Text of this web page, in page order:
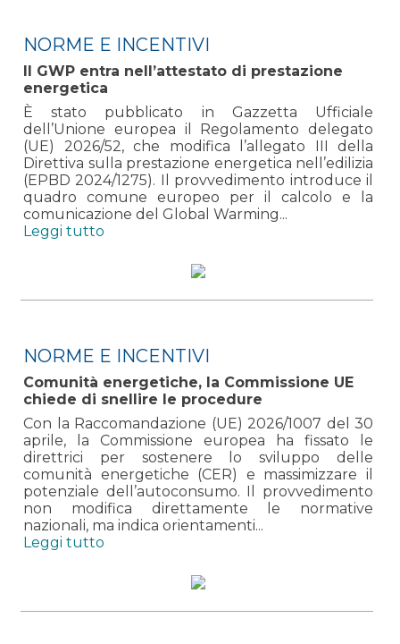
NORME E INCENTIVI
Il GWP entra nell’attestato di prestazione
energetica
È stato pubblicato in Gazzetta Ufficiale
dell’Unione europea il Regolamento delegato
(UE) 2026/52, che modifica l’allegato III della
Direttiva sulla prestazione energetica nell’edilizia
(EPBD 2024/1275). Il provvedimento introduce il
quadro comune europeo per il calcolo e la
comunicazione del Global Warming...
Leggi tutto
NORME E INCENTIVI
Comunità energetiche, la Commissione UE
chiede di snellire le procedure
Con la Raccomandazione (UE) 2026/1007 del 30
aprile, la Commissione europea ha fissato le
direttrici per sostenere lo sviluppo delle
comunità energetiche (CER) e massimizzare il
potenziale dell’autoconsumo. Il provvedimento
non modifica direttamente le normative
nazionali, ma indica orientamenti...
Leggi tutto